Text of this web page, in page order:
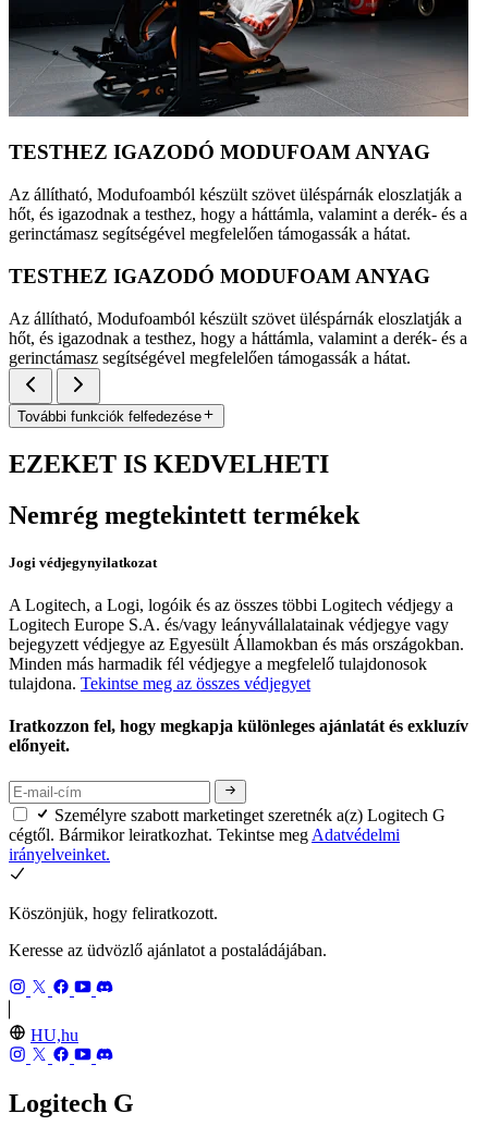
TESTHEZ IGAZODÓ MODUFOAM ANYAG
Az állítható, Modufoamból készült szövet üléspárnák eloszlatják a
hőt, és igazodnak a testhez, hogy a háttámla, valamint a derék- és a
gerinctámasz segítségével megfelelően támogassák a hátat.
TESTHEZ IGAZODÓ MODUFOAM ANYAG
Az állítható, Modufoamból készült szövet üléspárnák eloszlatják a
hőt, és igazodnak a testhez, hogy a háttámla, valamint a derék- és a
gerinctámasz segítségével megfelelően támogassák a hátat.
További funkciók felfedezése
EZEKET IS KEDVELHETI
Nemrég megtekintett termékek
Jogi védjegynyilatkozat
A Logitech, a Logi, logóik és az összes többi Logitech védjegy a
Logitech Europe S.A. és/vagy leányvállalatainak védjegye vagy
bejegyzett védjegye az Egyesült Államokban és más országokban.
Minden más harmadik fél védjegye a megfelelő tulajdonosok
tulajdona. Tekintse meg az összes védjegyet
Iratkozzon fel, hogy megkapja különleges ajánlatát és exkluzív
előnyeit.
Személyre szabott marketinget szeretnék a(z) Logitech G
cégtől. Bármikor leiratkozhat. Tekintse meg Adatvédelmi
irányelveinket.
Köszönjük, hogy feliratkozott.
Keresse az üdvözlő ajánlatot a postaládájában.
HU,hu
Logitech G